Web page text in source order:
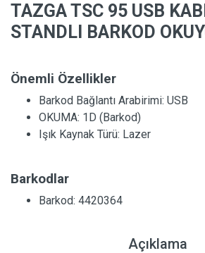
TAZGA TSC 95 USB
STANDLI BARKOD
Önemli Özellikler
Barkod Bağlantı Arabirimi: USB
OKUMA: 1D (Barkod)
Işık Kaynak Türü: Lazer
Barkodlar
Barkod: 4420364
Açıklama